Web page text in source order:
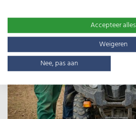
Accepteer alles
Weigeren
Nee, pas aan